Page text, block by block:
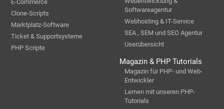
E-Commerce
Clone-Scripts
Marktplatz-Software
Ticket & Supportsysteme
PHP Scripte
Softwareagentur
Webhosting & IT-Service
SEA , SEM und SEO Agentur
Userübersicht
Magazin & PHP Tutorials
Magazin für PHP- und Web-
Entwickler
Lernen mit unseren PHP-
Tutorials